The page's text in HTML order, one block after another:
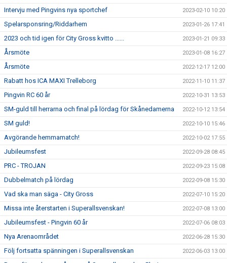
Intervju med Pingvins nya sportchef 2023-02-10 10:20
Spelarsponsring/Riddarhem 2023-01-26 17:41
2023 och tid igen för City Gross kvitto ...... 2023-01-21 09:33
Årsmöte 2023-01-08 16:27
Årsmöte 2022-12-17 12:00
Rabatt hos ICA MAXI Trelleborg 2022-11-10 11:37
Pingvin RC 60 år 2022-10-31 13:53
SM-guld till herrarna och final på lördag för Skånedamerna 2022-10-12 13:54
SM guld! 2022-10-10 15:46
Avgörande hemmamatch! 2022-10-02 17:55
Jubileumsfest 2022-09-28 08:45
PRC - TROJAN 2022-09-23 15:08
Dubbelmatch på lördag 2022-09-08 15:30
Vad ska man säga - City Gross 2022-07-10 15:20
Missa inte återstarten i Superallsvenskan! 2022-07-08 13:00
Jubileumsfest - Pingvin 60 år 2022-07-06 08:03
Nya Arenaområdet 2022-06-28 15:30
Följ fortsatta spänningen i Superallsvenskan 2022-06-03 13:00